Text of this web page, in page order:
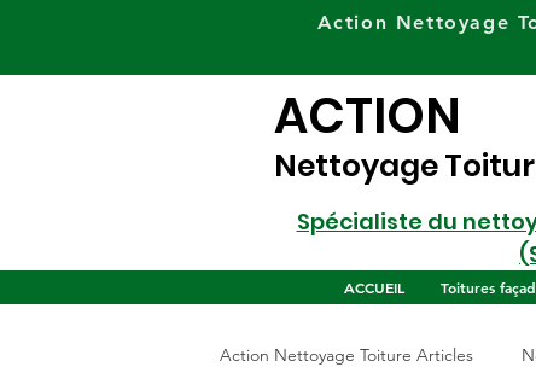
Action Nettoyage
ACTION
Nettoyage
Spécialiste du
ACCUEIL Toitures
Action Nettoyage Toiture Articles